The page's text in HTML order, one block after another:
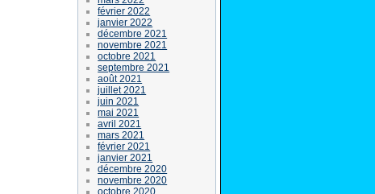
février 2022
janvier 2022
décembre 2021
novembre 2021
octobre 2021
septembre 2021
août 2021
juillet 2021
juin 2021
mai 2021
avril 2021
mars 2021
février 2021
janvier 2021
décembre 2020
novembre 2020
octobre 2020